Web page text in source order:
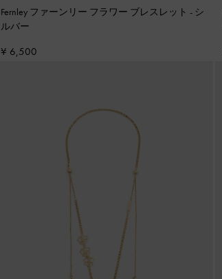
Fernley ファーンリー フラワー ブレスレット - シ
ルバー
¥ 6,500